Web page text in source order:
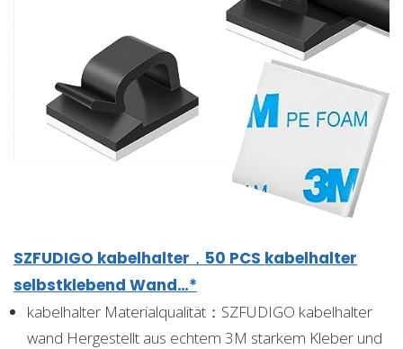
SZFUDIGO kabelhalter，50 PCS kabelhalter
selbstklebend Wand…*
kabelhalter Materialqualität：SZFUDIGO kabelhalter
wand Hergestellt aus echtem 3M starkem Kleber und